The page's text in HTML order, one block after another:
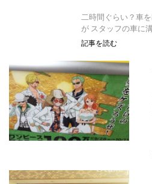
二時間ぐらい？車
が スタッフの車に
記事を読む